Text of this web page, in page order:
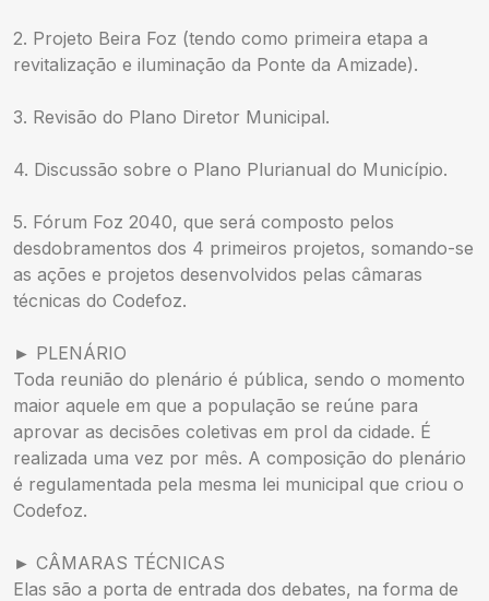
2. Projeto Beira Foz (tendo como primeira etapa a
revitalização e iluminação da Ponte da Amizade).
3. Revisão do Plano Diretor Municipal.
4. Discussão sobre o Plano Plurianual do Município.
5. Fórum Foz 2040, que será composto pelos
desdobramentos dos 4 primeiros projetos, somando-se
as ações e projetos desenvolvidos pelas câmaras
técnicas do Codefoz.
► PLENÁRIO
Toda reunião do plenário é pública, sendo o momento
maior aquele em que a população se reúne para
aprovar as decisões coletivas em prol da cidade. É
realizada uma vez por mês. A composição do plenário
é regulamentada pela mesma lei municipal que criou o
Codefoz.
► CÂMARAS TÉCNICAS
Elas são a porta de entrada dos debates, na forma de